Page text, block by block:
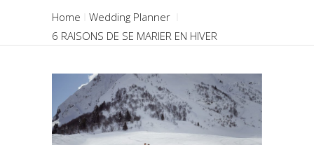
Home
Wedding Planner
6 RAISONS DE SE MARIER EN HIVER